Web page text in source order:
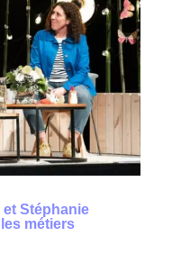
et Stéphanie
métiers